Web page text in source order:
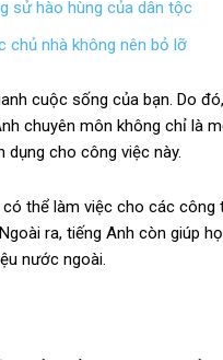
sử hào hùng của dân tộc
chủ nhà không nên bỏ lỡ
cuộc sống của bạn. Do
chuyên môn không chỉ là
dụng cho công việc này.
thể làm việc cho các
ra, tiếng Anh còn giúp
nước ngoài.